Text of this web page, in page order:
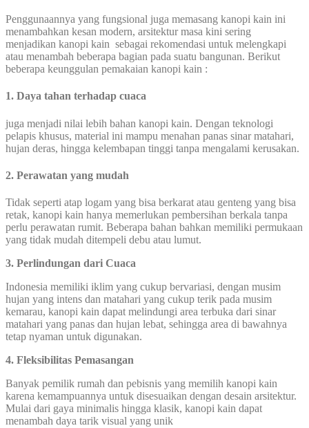
Penggunaannya yang fungsional juga memasang kanopi kain ini
menambahkan kesan modern, arsitektur masa kini sering
menjadikan kanopi kain sebagai rekomendasi untuk melengkapi
atau menambah beberapa bagian pada suatu bangunan. Berikut
beberapa keunggulan pemakaian kanopi kain :
1. Daya tahan terhadap cuaca
juga menjadi nilai lebih bahan kanopi kain. Dengan teknologi
pelapis khusus, material ini mampu menahan panas sinar matahari,
hujan deras, hingga kelembapan tinggi tanpa mengalami kerusakan.
2. Perawatan yang mudah
Tidak seperti atap logam yang bisa berkarat atau genteng yang bisa
retak, kanopi kain hanya memerlukan pembersihan berkala tanpa
perlu perawatan rumit. Beberapa bahan bahkan memiliki permukaan
yang tidak mudah ditempeli debu atau lumut.
3. Perlindungan dari Cuaca
Indonesia memiliki iklim yang cukup bervariasi, dengan musim
hujan yang intens dan matahari yang cukup terik pada musim
kemarau, kanopi kain dapat melindungi area terbuka dari sinar
matahari yang panas dan hujan lebat, sehingga area di bawahnya
tetap nyaman untuk digunakan.
4. Fleksibilitas Pemasangan
Banyak pemilik rumah dan pebisnis yang memilih kanopi kain
karena kemampuannya untuk disesuaikan dengan desain arsitektur.
Mulai dari gaya minimalis hingga klasik, kanopi kain dapat
menambah daya tarik visual yang unik